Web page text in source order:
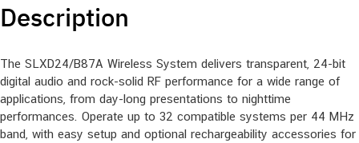
Description
The SLXD24/B87A Wireless System delivers transparent, 24-bit
digital audio and rock-solid RF performance for a wide range of
applications, from day-long presentations to nighttime
performances. Operate up to 32 compatible systems per 44 MHz
band, with easy setup and optional rechargeability accessories for